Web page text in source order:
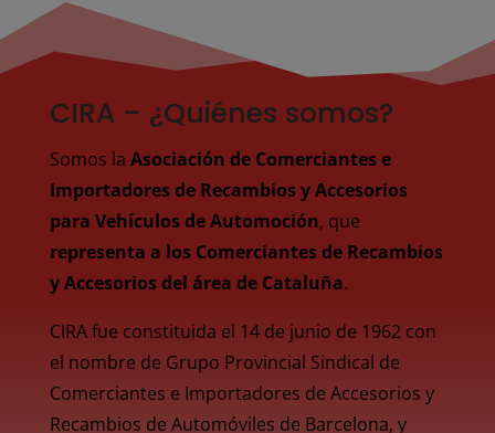
CIRA – ¿Quiénes somos?
Somos la Asociación de Comerciantes e
Importadores de Recambios y Accesorios
para Vehículos de Automoción, que
representa a los Comerciantes de Recambios
y Accesorios del área de Cataluña.
CIRA fue constituida el 14 de junio de 1962 con
el nombre de Grupo Provincial Sindical de
Comerciantes e Importadores de Accesorios y
Recambios de Automóviles de Barcelona, y